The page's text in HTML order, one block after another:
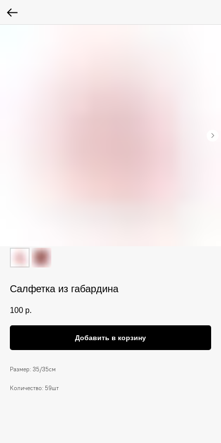
Салфетка из габардина
100 р.
Добавить в корзину
Размер: 35/35см
Количество: 59шт